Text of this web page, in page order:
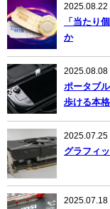
2025.08.22
「当たり
か
2025.08.08
ポータブ
歩ける本
2025.07.25
グラフィ
2025.07.18